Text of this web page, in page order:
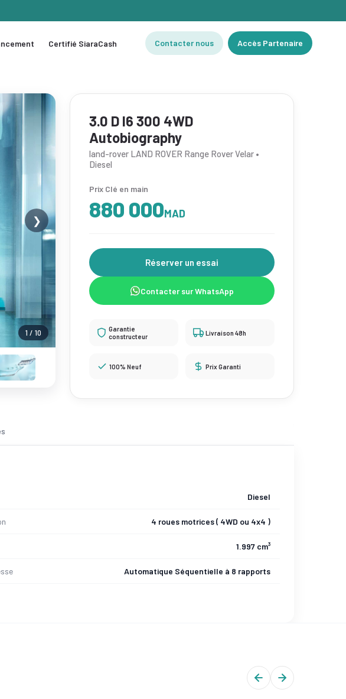
Certifié SiaraCash Contacter nous Accès Partenaire
1 / 10
❯
3.0 D I6 300 4WD
Autobiography
land-rover LAND ROVER Range Rover Velar •
Diesel
Prix Clé en main
880 000MAD
Réserver un essai
Contacter sur WhatsApp
Garantie
constructeur
Livraison 48h
100% Neuf Prix Garanti
Diesel
4 roues motrices ( 4WD ou 4x4 )
1.997 cm³
Automatique Séquentielle à 8 rapports